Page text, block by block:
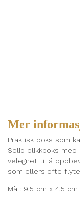
Mer
Praktisk boks som
Solid blikkboks med
velegnet til å
som ellers ofte
Mål: 9,5 cm x 4,5 cm